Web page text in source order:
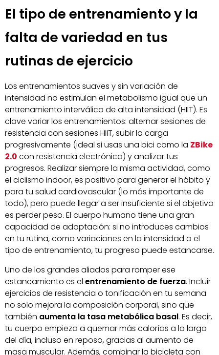
El tipo de entrenamiento y la
falta de variedad en tus
rutinas de ejercicio
Los entrenamientos suaves y sin variación de
intensidad no estimulan el metabolismo igual que un
entrenamiento interválico de alta intensidad (HIIT). Es
clave variar los entrenamientos: alternar sesiones de
resistencia con sesiones HIIT, subir la carga
progresivamente (ideal si usas una bici como la ZBike
2.0 con resistencia electrónica) y analizar tus
progresos. Realizar siempre la misma actividad, como
el ciclismo indoor, es positivo para generar el hábito y
para tu salud cardiovascular (lo más importante de
todo), pero puede llegar a ser insuficiente si el objetivo
es perder peso. El cuerpo humano tiene una gran
capacidad de adaptación: si no introduces cambios
en tu rutina, como variaciones en la intensidad o el
tipo de entrenamiento, tu progreso puede estancarse.
Uno de los grandes aliados para romper ese
estancamiento es el entrenamiento de fuerza. Incluir
ejercicios de resistencia o tonificación en tu semana
no solo mejora la composición corporal, sino que
también aumenta la tasa metabólica basal. Es decir,
tu cuerpo empieza a quemar más calorías a lo largo
del día, incluso en reposo, gracias al aumento de
masa muscular. Además, combinar la bicicleta con